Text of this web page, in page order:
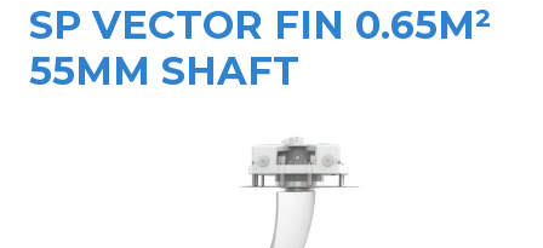
SP VECTOR FIN 0.65M²
55MM SHAFT